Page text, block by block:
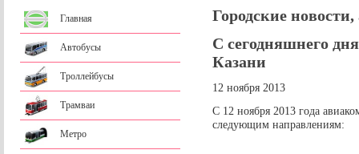
Главная
Автобусы
Троллейбусы
Трамваи
Метро
Городские
С сегодняшнего
Казани
12 ноября 2013
С 12 ноября 2013 года
следующим направлениям: